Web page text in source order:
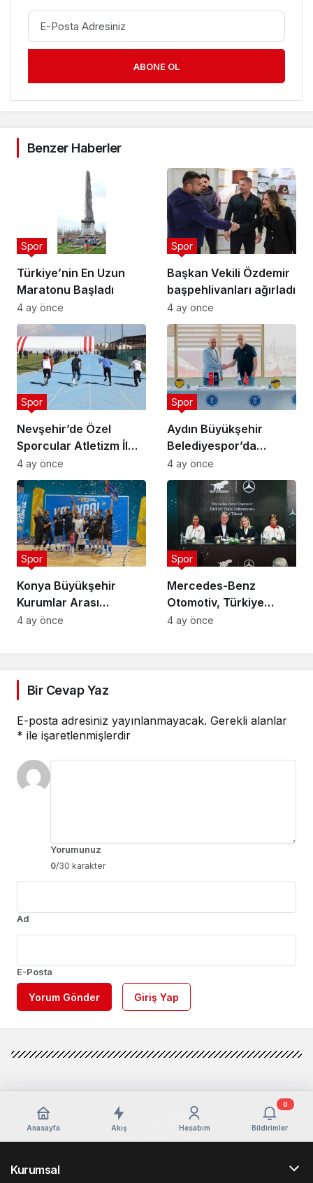
ABONE OL
Benzer Haberler
Türkiye’nin En Uzun
Maratonu Başladı
Spor
4 ay önce
Başkan Vekili Özdemir
başpehlivanları ağırladı
Spor
4 ay önce
Nevşehir’de Özel
Sporcular Atletizm İl
Şampiyonası
Düzenlendi
Spor
4 ay önce
Aydın Büyükşehir
Belediyespor’da
Ataman Güneyligil
Dönemi
Spor
4 ay önce
Konya Büyükşehir
Kurumlar Arası
Voleybol Turnuvası
Spor
4 ay önce
Mercedes-Benz
Otomotiv, Türkiye
Tenis Federasyonu’nun
Spor
4 ay önce
Bir Cevap Yaz
E-posta adresiniz yayınlanmayacak. Gerekli alanlar
* ile işaretlenmişlerdir
Yorumunuz
0/30 karakter
Ad
E-Posta
Yorum Gönder Giriş Yap
Anasayfa Akış Hesabım Bildirimler
0
Kurumsal